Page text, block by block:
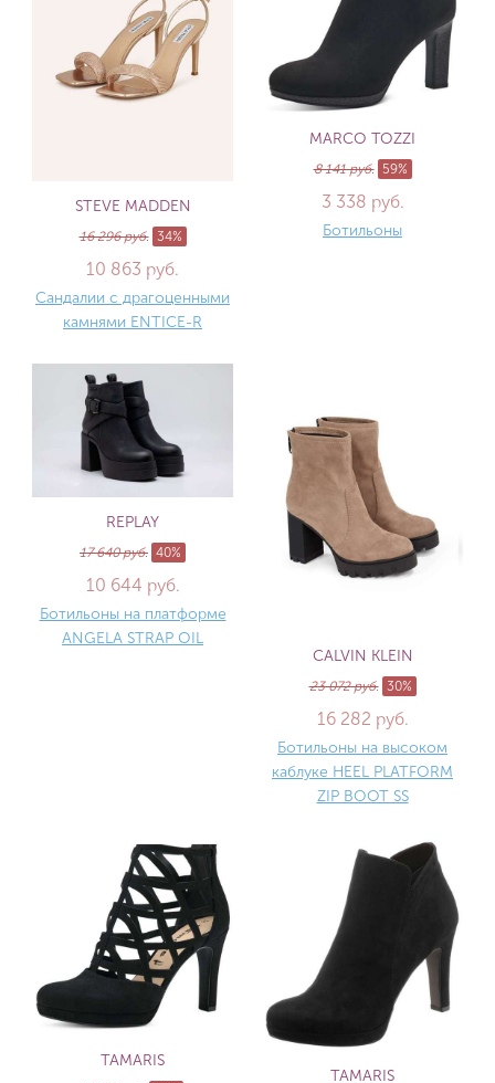
STEVE MADDEN
16 296 руб. 34%
10 863 руб.
Сандалии с драгоценными
камнями ENTICE-R
MARCO TOZZI
8 141 руб. 59%
3 338 руб.
Ботильоны
REPLAY
17 640 руб. 40%
10 644 руб.
Ботильоны на платформе
ANGELA STRAP OIL
CALVIN KLEIN
23 072 руб. 30%
16 282 руб.
Ботильоны на высоком
каблуке HEEL PLATFORM
ZIP BOOT SS
TAMARIS
TAMARIS